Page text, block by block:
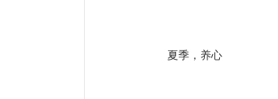
夏季，养心